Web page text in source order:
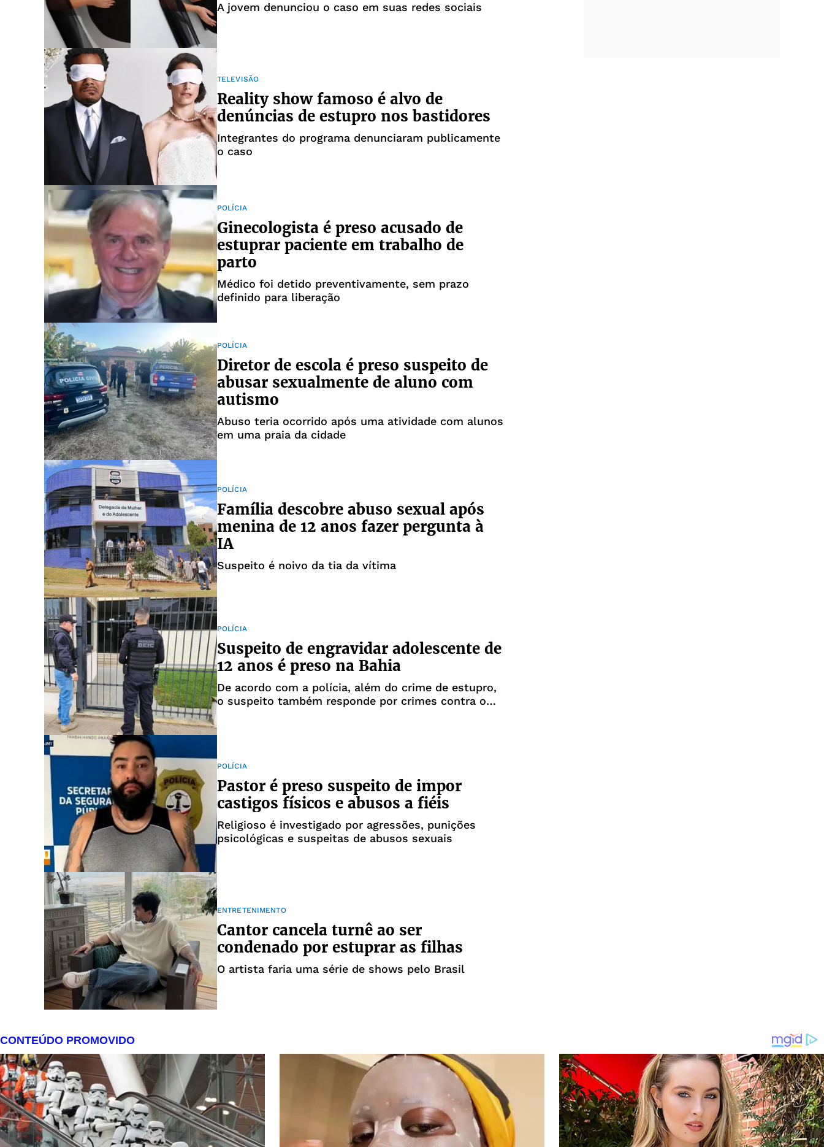
A jovem denunciou o caso em suas redes sociais
TELEVISÃO
Reality show famoso é alvo de
denúncias de estupro nos bastidores
Integrantes do programa denunciaram publicamente
o caso
POLÍCIA
Ginecologista é preso acusado de
estuprar paciente em trabalho de
parto
Médico foi detido preventivamente, sem prazo
definido para liberação
POLÍCIA
Diretor de escola é preso suspeito de
abusar sexualmente de aluno com
autismo
Abuso teria ocorrido após uma atividade com alunos
em uma praia da cidade
POLÍCIA
Família descobre abuso sexual após
menina de 12 anos fazer pergunta à
IA
Suspeito é noivo da tia da vítima
POLÍCIA
Suspeito de engravidar adolescente de
12 anos é preso na Bahia
De acordo com a polícia, além do crime de estupro,
o suspeito também responde por crimes contra o
POLÍCIA
Pastor é preso suspeito de impor
castigos físicos e abusos a fiéis
Religioso é investigado por agressões, punições
psicológicas e suspeitas de abusos sexuais
ENTRETENIMENTO
Cantor cancela turnê ao ser
condenado por estuprar as filhas
O artista faria uma série de shows pelo Brasil